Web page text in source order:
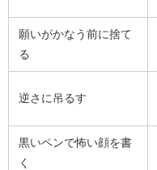
願いがかなう前に捨て
る
逆さに吊るす
黒いペンで怖い顔を書
く